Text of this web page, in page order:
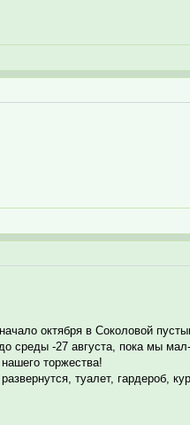
октября в Соколовой
среды -27 августа, пока мы
торжества!
туалет, гардероб,